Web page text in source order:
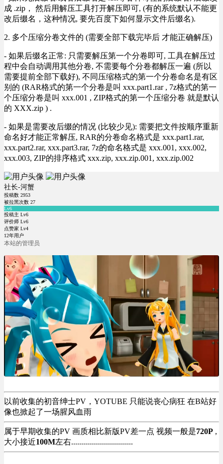
成 .zip， 然后用解压工具打开解压即可, (有的系统默认不能更
改后缀名，这种情况, 要先百度下如何显示文件后缀名).
2. 多个压缩分卷文件的 (需要全部下载完毕后 才能正确解压)
- 如果后缀名正常: 只需要解压第一个分卷即可, 工具在解压过
程中会自动调用其他分卷, 不需要每个分卷都解压一遍 (所以
需要提前全部下载好), 不同压缩格式的第一个分卷命名是有区
别的 (RAR格式的第一个分卷是叫 xxx.part1.rar , 7z格式的第一
个压缩分卷是叫 xxx.001 , ZIP格式的第一个压缩分卷 就是默认
的 XXX.zip ) .
- 如果是需要改后缀的情况 (比较少见): 需要把文件按顺序重新
命名好才能正常解压, RAR的分卷命名格式是 xxx.part1.rar,
xxx.part2.rar, xxx.part3.rar, 7z的命名格式是 xxx.001, xxx.002,
xxx.003, ZIP的排序格式 xxx.zip, xxx.zip.001, xxx.zip.002
社长-河蟹
投稿数 2953
被拉黑次数 27
Lv6
投稿主 Lv6
评价师 Lv6
点赞家 Lv4
12年用户
本站的管理员
以前收集的初音绅士PV，YOTUBE 只能说丧心病狂 在B站好
像也掀起了一场腥风血雨
属于早期收集的PV 画质相比新版PV差一点 视频一般是720P ,
大小接近100M左右...............................